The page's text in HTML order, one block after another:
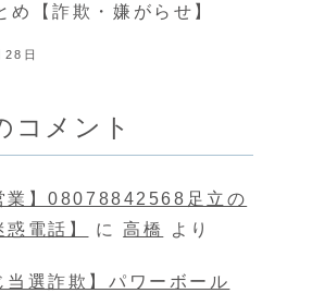
め【詐欺・嫌がらせ】
日
コメント
業】08078842568足立の
電話】
に高橋 より
当選詐欺】パワーボール